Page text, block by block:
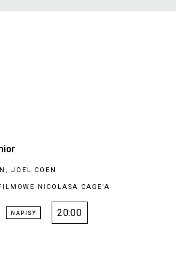
JOEL COEN
NICOLASA CAGE'A
20:00